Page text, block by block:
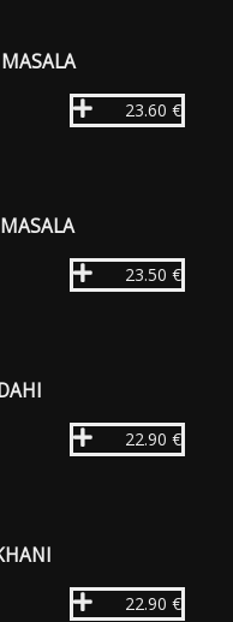
23.60 €
23.50 €
22.90 €
22.90 €